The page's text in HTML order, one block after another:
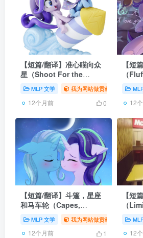
【短篇/翻译】准心瞄向众
星（Shoot For the
Stars）MLP 文学 我为网站做贡献 # 同人
12个月前 0
【短
（
12
【短篇/翻译】斗篷，星座
和马车轮（Capes,
Constellations &
Carriage Wheels）
MLP 文学 我为网站做贡献 # 同人
12个月前 1
【短
（
12